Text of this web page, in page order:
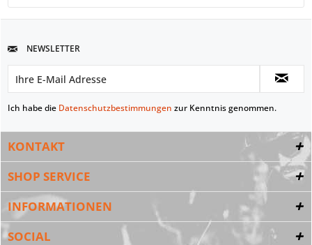
NEWSLETTER
Ich habe die Datenschutzbestimmungen zur Kenntnis genommen.
KONTAKT
SHOP SERVICE
INFORMATIONEN
SOCIAL